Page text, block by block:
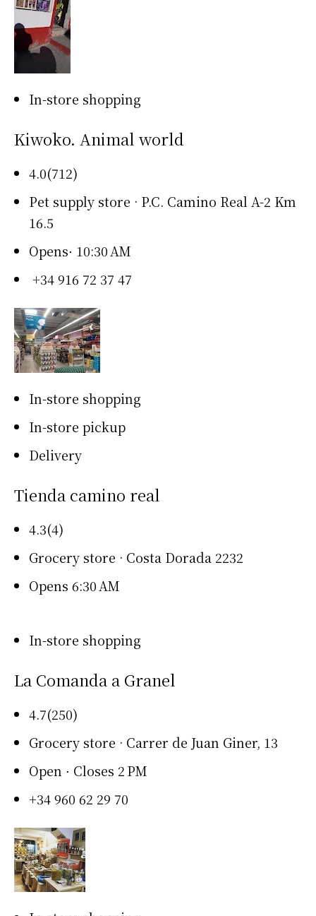
In-store shopping
Kiwoko. Animal world
4.0(712)
Pet supply store · P.C. Camino Real A-2 Km
16.5
Opens⋅ 10:30 AM
+34 916 72 37 47
In-store shopping
In-store pickup
Delivery
Tienda camino real
4.3(4)
Grocery store · Costa Dorada 2232
Opens 6:30 AM
In-store shopping
La Comanda a Granel
4.7(250)
Grocery store · Carrer de Juan Giner, 13
Open ⋅ Closes 2 PM
+34 960 62 29 70